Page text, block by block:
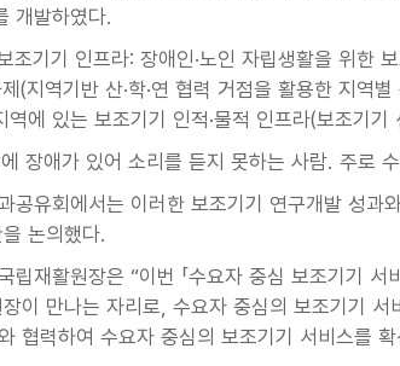
개발하였다.
조기기 인프라: 장애인·노인 자립생활을 위한
(지역기반 산·학·연 협력 거점을 활용한 지역
역에 있는 보조기기 인적·물적 인프라(보조기
장애가 있어 소리를 듣지 못하는 사람. 주로
공유회에서는 이러한 보조기기 연구개발 성과
논의했다.
립재활원장은 “이번 「수요자 중심 보조기기
이 만나는 자리로, 수요자 중심의 보조기기
협력하여 수요자 중심의 보조기기 서비스를